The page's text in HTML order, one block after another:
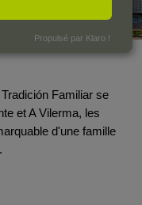
Familiar se
et A Vilerma, les
d'une famille
Propulsé par Klaro !